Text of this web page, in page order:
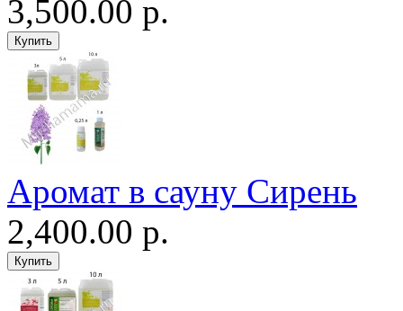
3,500.00 р.
Аромат в сауну Сирень
2,400.00 р.